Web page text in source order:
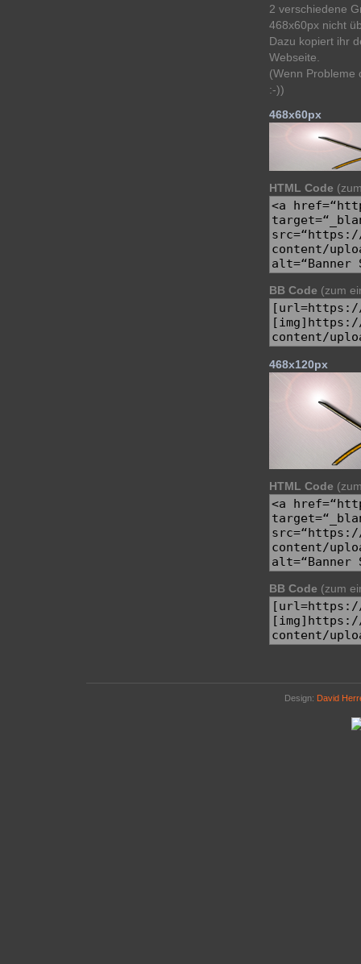
2 verschiedene
468x60px nicht
Dazu kopiert ihr
Webseite.
(Wenn Probleme
:-))
468x60px
HTML Code
BB Code (zum
468x120px
HTML Code
BB Code (zum
Design: David